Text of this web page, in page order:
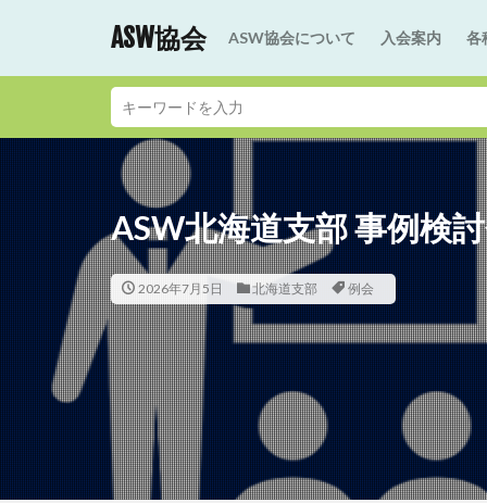
ASW協会 ASW協会について 入会案内 各
ASW北海道支部 事例検
2026年7月5日 北海道支部 例会